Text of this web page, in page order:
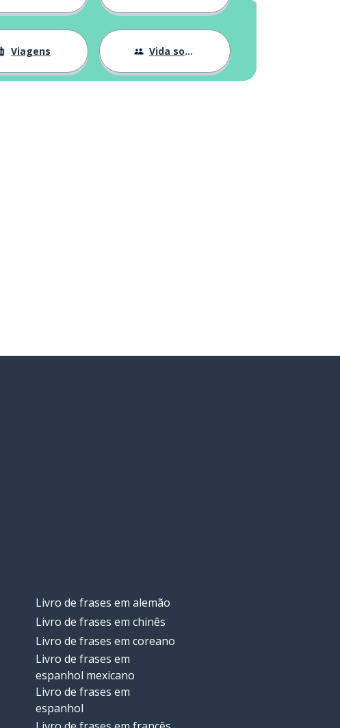
Viagens Vida social
Livro de frases em alemão
Livro de frases em chinês
Livro de frases em coreano
Livro de frases em
espanhol mexicano
Livro de frases em
espanhol